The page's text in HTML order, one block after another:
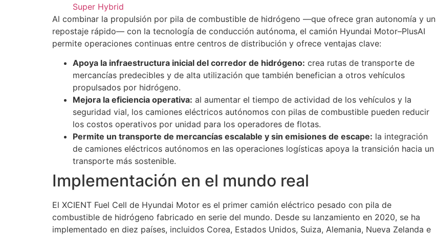
Super Hybrid
Al combinar la propulsión por pila de combustible de hidrógeno —que ofrece gran autonomía y un
repostaje rápido— con la tecnología de conducción autónoma, el camión Hyundai Motor–PlusAI
permite operaciones continuas entre centros de distribución y ofrece ventajas clave:
Apoya la infraestructura inicial del corredor de hidrógeno: crea rutas de transporte de
mercancías predecibles y de alta utilización que también benefician a otros vehículos
propulsados por hidrógeno.
Mejora la eficiencia operativa: al aumentar el tiempo de actividad de los vehículos y la
seguridad vial, los camiones eléctricos autónomos con pilas de combustible pueden reducir
los costos operativos por unidad para los operadores de flotas.
Permite un transporte de mercancías escalable y sin emisiones de escape: la integración
de camiones eléctricos autónomos en las operaciones logísticas apoya la transición hacia un
transporte más sostenible.
Implementación en el mundo real
El XCIENT Fuel Cell de Hyundai Motor es el primer camión eléctrico pesado con pila de
combustible de hidrógeno fabricado en serie del mundo. Desde su lanzamiento en 2020, se ha
implementado en diez países, incluidos Corea, Estados Unidos, Suiza, Alemania, Nueva Zelanda e